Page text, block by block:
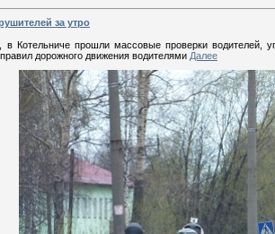
за утро
Котельниче прошли массовые проверки водителей,
дорожного движения водителями Далее